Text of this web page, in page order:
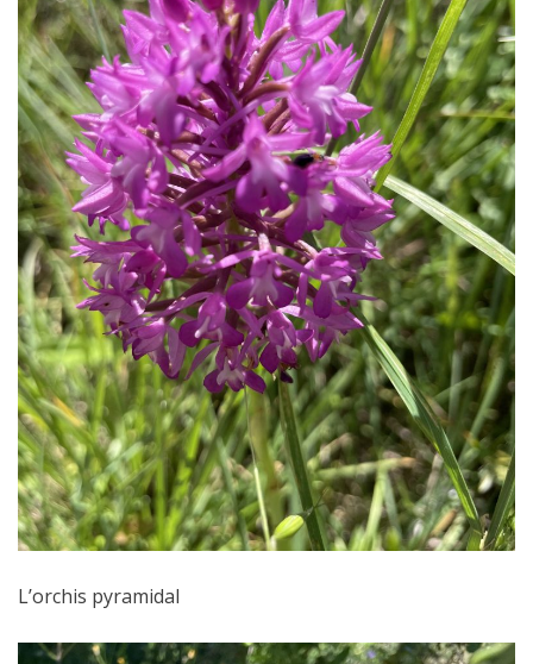
L’orchis pyramidal